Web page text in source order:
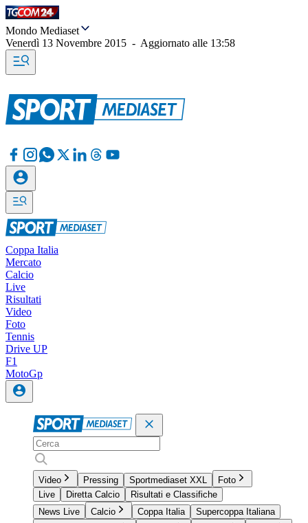
Mondo Mediaset
Venerdì 13 Novembre 2015 - Aggiornato alle 13:58
Coppa Italia
Mercato
Calcio
Live
Risultati
Video
Foto
Tennis
Drive UP
F1
MotoGp
Video Pressing Sportmediaset XXL
Foto
Live
Diretta Calcio
Risultati e Classifiche
News Live
Calcio Coppa Italia
Supercoppa Italiana